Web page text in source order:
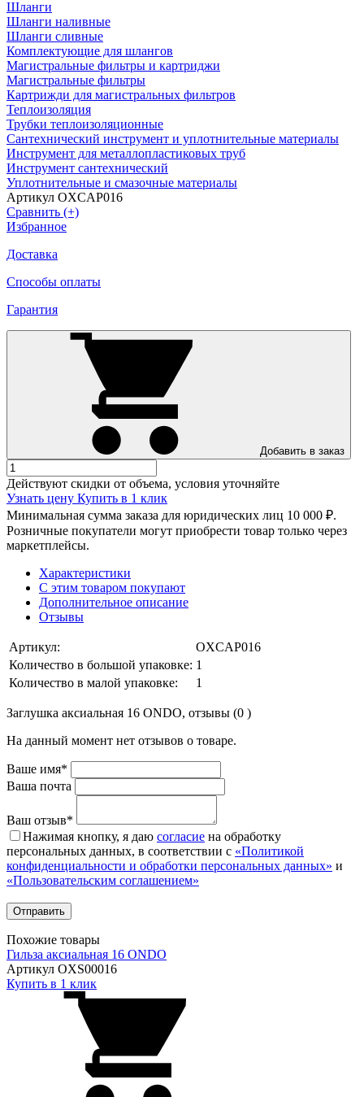
Шланги
Шланги наливные
Шланги сливные
Комплектующие для шлангов
Магистральные фильтры и картриджи
Магистральные фильтры
Картрижди для магистральных фильтров
Теплоизоляция
Трубки теплоизоляционные
Сантехнический инструмент и уплотнительные материалы
Инструмент для металлопластиковых труб
Инструмент сантехнический
Уплотнительные и смазочные материалы
Артикул OXCAP016
Сравнить (+)
Избранное
Доставка
Способы оплаты
Гарантия
Добавить в заказ
Действуют скидки от объема, условия уточняйте
Узнать цену Купить в 1 клик
Минимальная сумма заказа для юридических лиц 10 000 ₽.
Розничные покупатели могут приобрести товар только через
маркетплейсы.
Характеристики
С этим товаром покупают
Дополнительное описание
Отзывы
Артикул:
OXCAP016
Количество в большой упаковке: 1
Количество в малой упаковке:
1
Заглушка аксиальная 16 ONDO, отзывы (0 )
На данный момент нет отзывов о товаре.
Ваше имя*
Ваша почта
Ваш отзыв*
Нажимая кнопку, я даю согласие на обработку
персональных данных, в соответствии с «Политикой
конфиденциальности и обработки персональных данных» и
«Пользовательским соглашением»
Похожие товары
Гильза аксиальная 16 ONDO
Артикул OXS00016
Купить в 1 клик